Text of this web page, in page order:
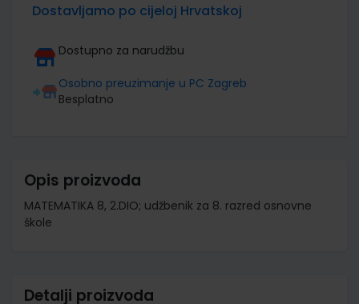
Dostavljamo po cijeloj Hrvatskoj
Dostupno za narudžbu
Osobno preuzimanje u PC Zagreb
Besplatno
Opis proizvoda
MATEMATIKA 8, 2.DIO; udžbenik za 8. razred osnovne
škole
Detalji proizvoda